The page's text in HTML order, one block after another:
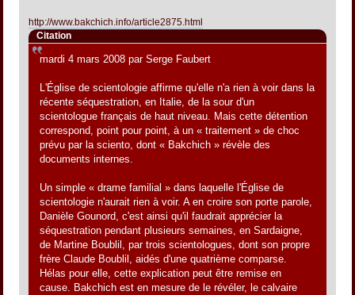
http://www.bakchich.info/article2875.html
Citation
mardi 4 mars 2008 par Serge Faubert
L'Église de scientologie affirme qu'elle n'a rien à voir dans la
récente séquestration, en Italie, de la sour d'un
scientologue français de haut niveau. Mais cette détention
correspond, point pour point, à un « traitement » de choc
prévu par la sciento, dont « Bakchich » révèle des
documents internes.
Un simple « drame familial » dans laquelle l'Église de
scientologie n'aurait rien à voir. A en croire son porte parole,
Danièle Gounord, c'est ainsi qu'il faudrait apprécier la
séquestration pendant plusieurs semaines, en Sardaigne,
de Martine Boublil, par trois scientologues, dont son propre
frère Claude Boublil, aidés d'une quatrième comparse.
Hélas pour elle, cette explication peut être remise en
cause. Bakchich est en mesure de le révéler, le calvaire